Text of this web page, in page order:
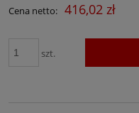
Cena netto: 416,02 zł
szt.